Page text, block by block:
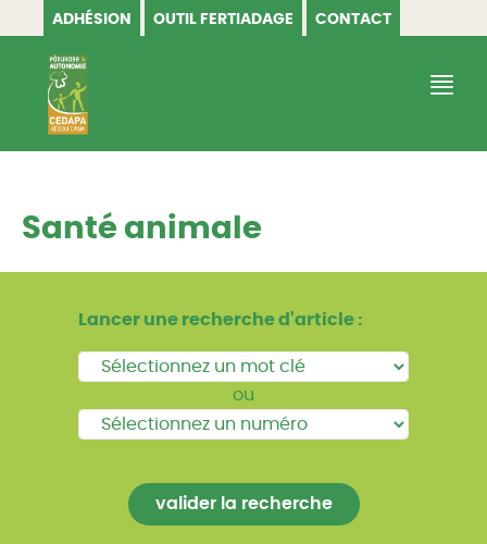
ADHÉSION OUTIL FERTIADAGE CONTACT
CEDAPA
Santé animale
Lancer une recherche d'article :
ou